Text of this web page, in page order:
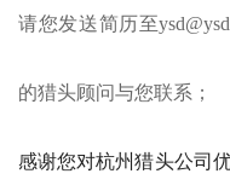
请您发送简历至
的猎头顾问与您联系；
感谢您对杭州猎头公司